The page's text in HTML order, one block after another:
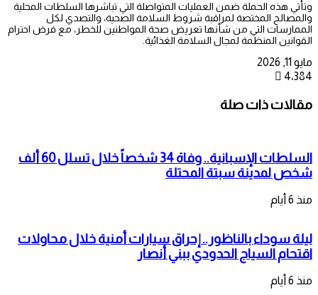
وتأتي هذه الحملة ضمن العمليات المتواصلة التي تباشرها السلطات المحلية
والمصالح المختصة لمراقبة شروط السلامة الصحية، والتصدي لكل
الممارسات التي من شأنها تعريض صحة المواطنين للخطر، مع فرض احترام
القوانين المنظمة لمجال السلامة الغذائية.
مايو 11, 2026
4٬384
مقالات ذات صلة
السلطات الإسبانية.. وفاة 34 شخصاً خلال تسلل 60 ألف
شخص لمدينة سبتة المحتلة
منذ 6 أيام
ليلة سوداء بالناظور.. إحراق سيارات أمنية خلال محاولات
اقتحام السياج الحدودي ببني أنصار
منذ 6 أيام